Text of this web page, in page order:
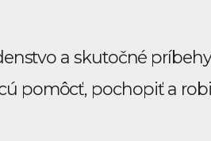
a skutočné
pomôcť, pochopiť a